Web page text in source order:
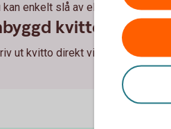
kan enkelt slå av eller på
kvittoskrivare
ut kvitto direkt via